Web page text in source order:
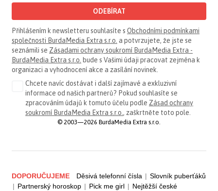
ODEBÍRAT
Přihlášením k newsletteru souhlasíte s Obchodními podmínkami
společnosti BurdaMedia Extra s.r.o. a potvrzujete, že jste se
seznámili se Zásadami ochrany soukromí BurdaMedia Extra -
BurdaMedia Extra s.r.o. bude s Vašimi údaji pracovat zejména k
organizaci a vyhodnocení akce a zasílání novinek.
Chcete navíc dostávat i další zajímavé a exkluzivní
informace od našich partnerů? Pokud souhlasíte se
zpracováním údajů k tomuto účelu podle Zásad ochrany
soukromí BurdaMedia Extra s.r.o., zaškrtněte toto pole.
© 2003—2026 BurdaMedia Extra s.r.o.
DOPORUČUJEME Děsivá telefonní čísla | Slovník puberťáků
| Partnerský horoskop | Pick me girl | Nejtěžší české